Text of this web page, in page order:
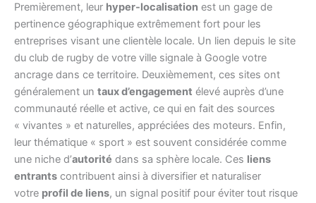
Premièrement, leur hyper-localisation est un gage de
pertinence géographique extrêmement fort pour les
entreprises visant une clientèle locale. Un lien depuis le site
du club de rugby de votre ville signale à Google votre
ancrage dans ce territoire. Deuxièmement, ces sites ont
généralement un taux d’engagement élevé auprès d’une
communauté réelle et active, ce qui en fait des sources
« vivantes » et naturelles, appréciées des moteurs. Enfin,
leur thématique « sport » est souvent considérée comme
une niche d’autorité dans sa sphère locale. Ces liens
entrants contribuent ainsi à diversifier et naturaliser
votre profil de liens, un signal positif pour éviter tout risque